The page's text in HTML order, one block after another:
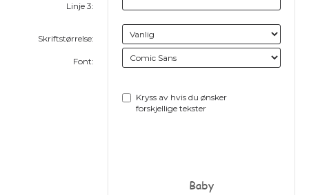
Linje 3:
Skriftstørrelse:
Font:
Kryss av hvis du ønsker
forskjellige tekster
Baby